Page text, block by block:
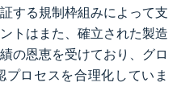
する規制枠組みによって支
トはまた、確立された製造
の恩恵を受けており、グロ
ロセスを合理化していま